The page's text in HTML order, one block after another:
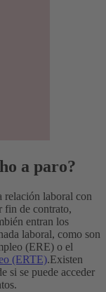
a paro?
relación laboral con
fin de contrato,
entran los
laboral, como son
(ERE) o el
(ERTE).Existen
si se puede acceder